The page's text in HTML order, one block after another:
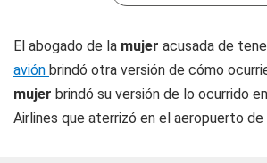
El abogado de la mujer acusada de
avión brindó otra versión de cómo
mujer brindó su versión de lo ocurrido
Airlines que aterrizó en el aeropuerto de